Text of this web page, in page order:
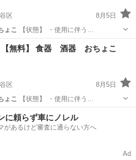
区
8月5日
ょこ 【状態】 ・使用に伴う…
おちょこ
【無料】 食器 酒器 おちょこ
区
8月5日
ょこ 【状態】 ・使用に伴う…
おちょこ
に頼らず車にノレル
があるけど審査に通らない方へ
Ad